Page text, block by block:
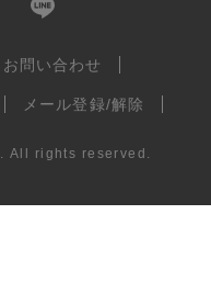
お問い合わせ
メール登録/解除
All rights reserved.